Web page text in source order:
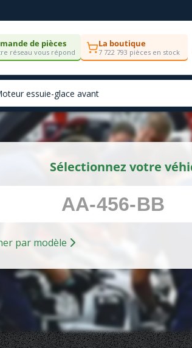
de pièces
réseau vous répond
La boutique
7 722 793 pièces en stock
Sélectionnez votre
Rechercher par modèle